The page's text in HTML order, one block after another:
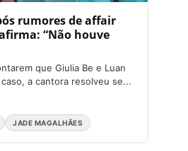
rumores de affair
“Não houve
que Giulia Be e Luan
a cantora resolveu se...
JADE MAGALHÃES